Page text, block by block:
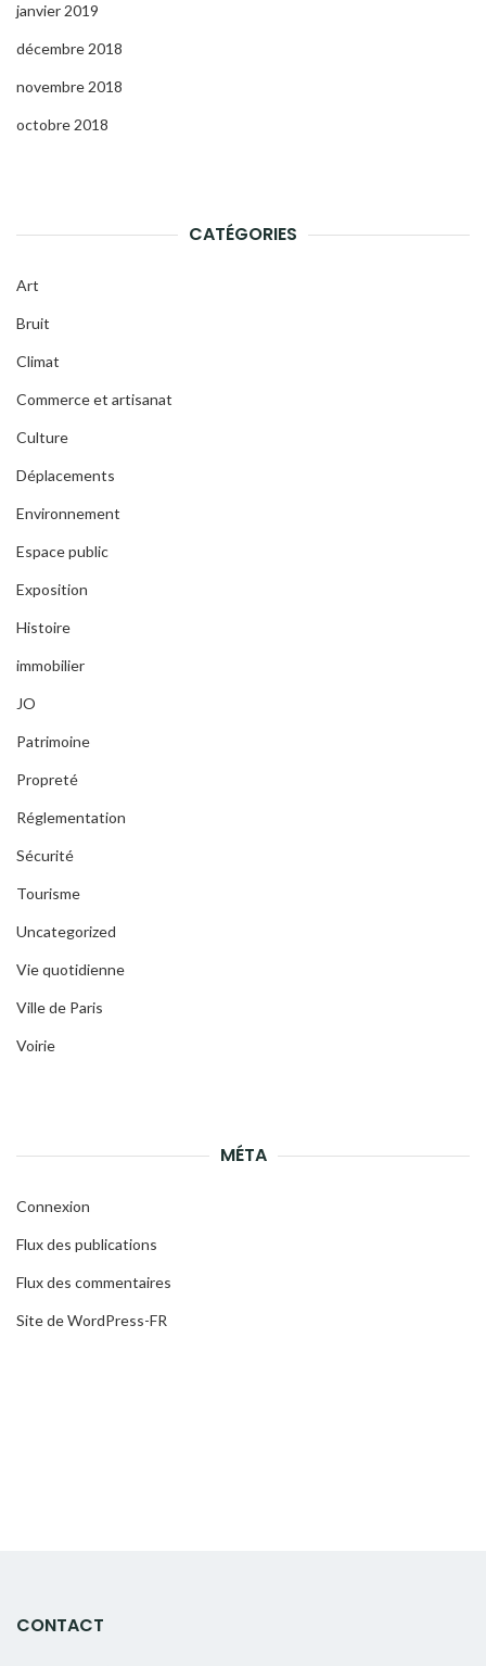
janvier 2019
décembre 2018
novembre 2018
octobre 2018
CATÉGORIES
Art
Bruit
Climat
Commerce et artisanat
Culture
Déplacements
Environnement
Espace public
Exposition
Histoire
immobilier
JO
Patrimoine
Propreté
Réglementation
Sécurité
Tourisme
Uncategorized
Vie quotidienne
Ville de Paris
Voirie
MÉTA
Connexion
Flux des publications
Flux des commentaires
Site de WordPress-FR
CONTACT